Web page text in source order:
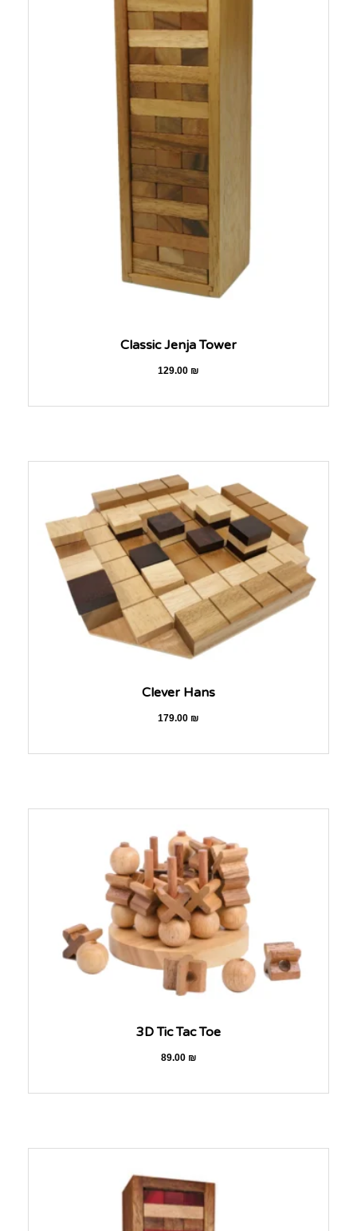
Classic Jenja Tower
129.00₪
Clever Hans
179.00₪
3D Tic Tac Toe
89.00₪